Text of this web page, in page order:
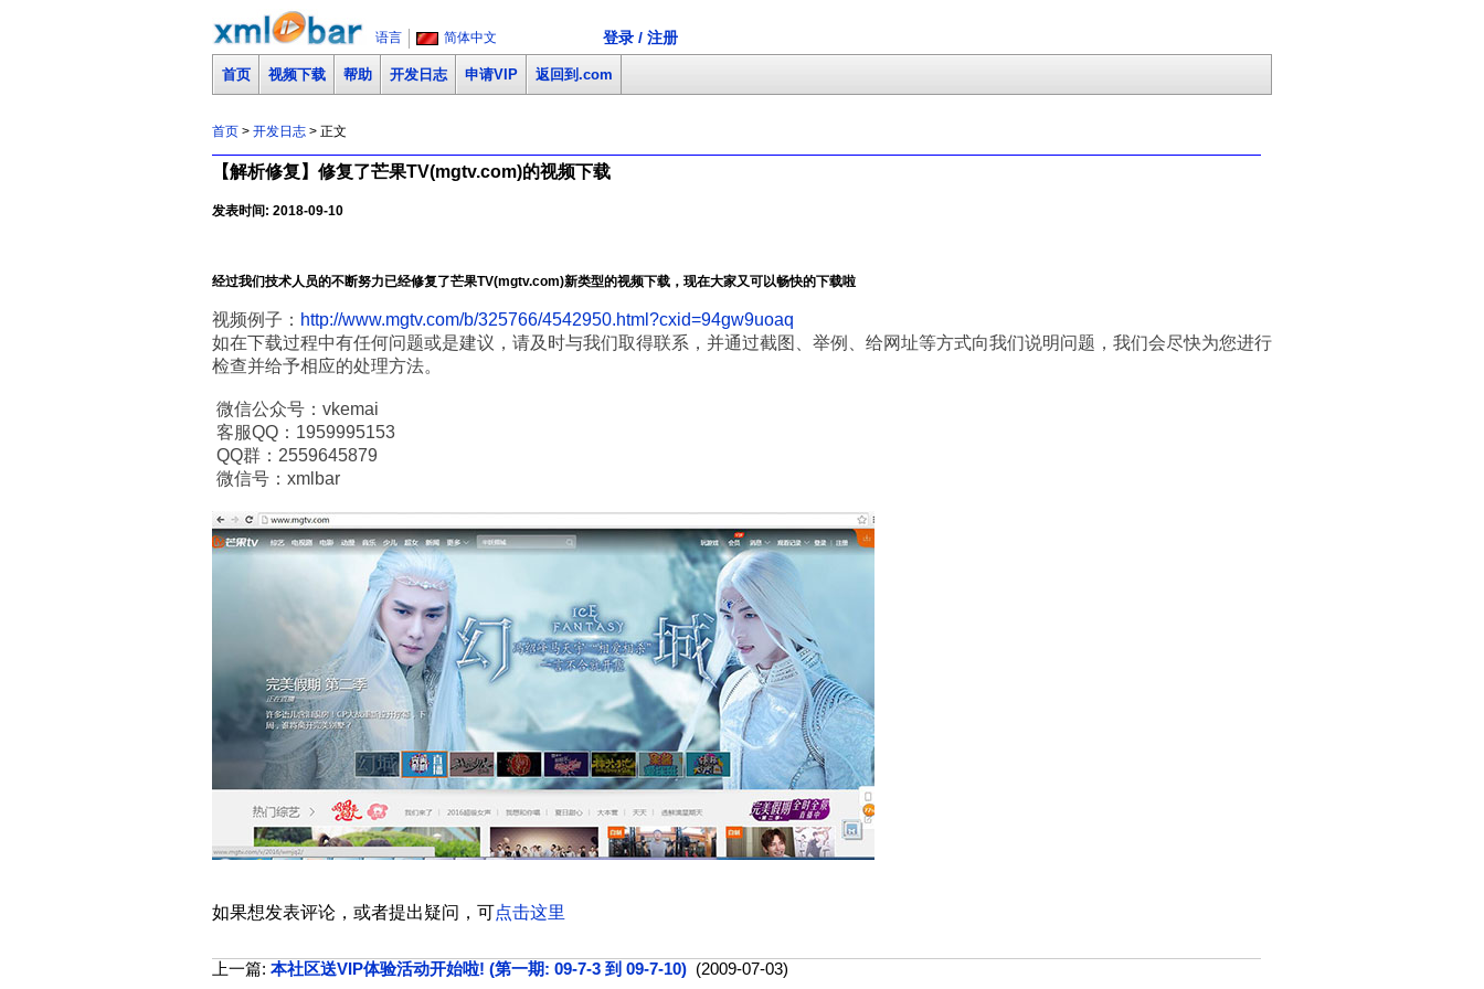
语言 简体中文 登录 / 注册
首页 视频下载 帮助 开发日志 申请VIP 返回到.com
首页 > 开发日志 > 正文
【解析修复】修复了芒果TV(mgtv.com)的视频下载
发表时间: 2018-09-10
经过我们技术人员的不断努力已经修复了芒果TV(mgtv.com)新类型的视频下载，现在大家又可以畅快的下载啦
视频例子： http://www.mgtv.com/b/325766/4542950.html?cxid=94gw9uoaq
如在下载过程中有任何问题或是建议，请及时与我们取得联系，并通过截图、举例、给网址等方式向我们说明问题，我们会尽快为您进行
检查并给予相应的处理方法。
微信公众号：vkemai
客服QQ：1959995153
QQ群：2559645879
微信号：xmlbar
如果想发表评论，或者提出疑问，可点击这里
上一篇: 本社区送VIP体验活动开始啦! (第一期: 09-7-3 到 09-7-10) (2009-07-03)